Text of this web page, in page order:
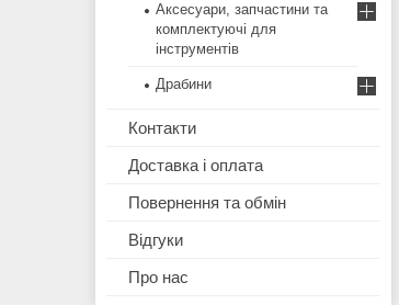
Аксесуари, запчастини та
комплектуючі для
інструментів
Драбини
Контакти
Доставка і оплата
Повернення та обмін
Відгуки
Про нас